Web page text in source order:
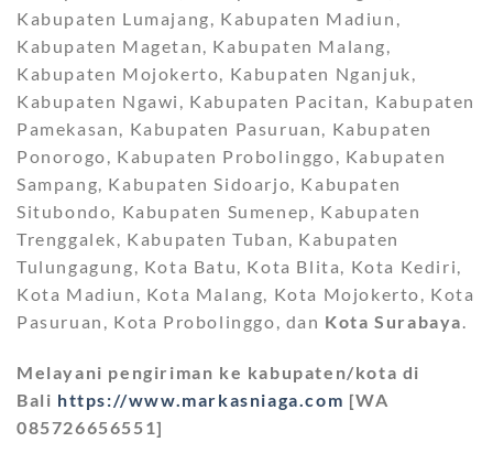
Kabupaten Lumajang, Kabupaten Madiun,
Kabupaten Magetan, Kabupaten Malang,
Kabupaten Mojokerto, Kabupaten Nganjuk,
Kabupaten Ngawi, Kabupaten Pacitan, Kabupaten
Pamekasan, Kabupaten Pasuruan, Kabupaten
Ponorogo, Kabupaten Probolinggo, Kabupaten
Sampang, Kabupaten Sidoarjo, Kabupaten
Situbondo, Kabupaten Sumenep, Kabupaten
Trenggalek, Kabupaten Tuban, Kabupaten
Tulungagung, Kota Batu, Kota Blita, Kota Kediri,
Kota Madiun, Kota Malang, Kota Mojokerto, Kota
Pasuruan, Kota Probolinggo, dan Kota Surabaya.
Melayani pengiriman ke kabupaten/kota di
Bali https://www.markasniaga.com [WA
085726656551]